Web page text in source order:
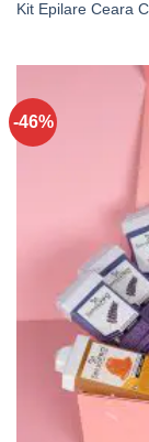
Kit Epilare Ceara
-46%